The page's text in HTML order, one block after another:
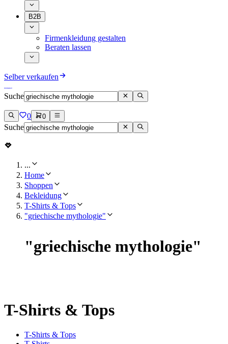
B2B
Firmenkleidung gestalten
Beraten lassen
Selber verkaufen
Suche
0 0
Suche
...
Home
Shoppen
Bekleidung
T-Shirts & Tops
"griechische mythologie"
"griechische mythologie"
T-Shirts & Tops
T-Shirts & Tops